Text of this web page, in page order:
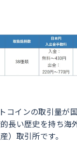
コインの取引量が
長い歴史を持ち海
）取引所です。